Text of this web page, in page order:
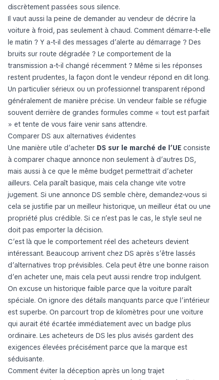
discrètement passées sous silence.
Il vaut aussi la peine de demander au vendeur de décrire la
voiture à froid, pas seulement à chaud. Comment démarre-t-elle
le matin ? Y a-t-il des messages d’alerte au démarrage ? Des
bruits sur route dégradée ? Le comportement de la
transmission a-t-il changé récemment ? Même si les réponses
restent prudentes, la façon dont le vendeur répond en dit long.
Un particulier sérieux ou un professionnel transparent répond
généralement de manière précise. Un vendeur faible se réfugie
souvent derrière de grandes formules comme « tout est parfait
» et tente de vous faire venir sans attendre.
Comparer DS aux alternatives évidentes
Une manière utile d’acheter DS sur le marché de l’UE consiste
à comparer chaque annonce non seulement à d’autres DS,
mais aussi à ce que le même budget permettrait d’acheter
ailleurs. Cela paraît basique, mais cela change vite votre
jugement. Si une annonce DS semble chère, demandez-vous si
cela se justifie par un meilleur historique, un meilleur état ou une
propriété plus crédible. Si ce n’est pas le cas, le style seul ne
doit pas emporter la décision.
C’est là que le comportement réel des acheteurs devient
intéressant. Beaucoup arrivent chez DS après s’être lassés
d’alternatives trop prévisibles. Cela peut être une bonne raison
d’en acheter une, mais cela peut aussi rendre trop indulgent.
On excuse un historique faible parce que la voiture paraît
spéciale. On ignore des détails manquants parce que l’intérieur
est superbe. On parcourt trop de kilomètres pour une voiture
qui aurait été écartée immédiatement avec un badge plus
ordinaire. Les acheteurs de DS les plus avisés gardent des
exigences élevées précisément parce que la marque est
séduisante.
Comment éviter la déception après un long trajet